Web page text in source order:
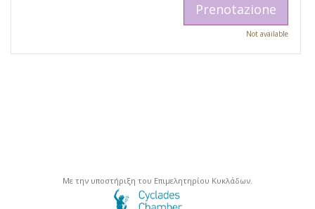
Prenotazione
Not available
Με την υποστήριξη του Επιμελητηρίου Κυκλάδων.